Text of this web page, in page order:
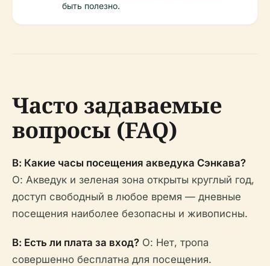
быть полезно.
Часто задаваемые
вопросы (FAQ)
В: Какие часы посещения акведука Сэнкава?
О: Акведук и зеленая зона открыты круглый год,
доступ свободный в любое время — дневные
посещения наиболее безопасны и живописны.
В: Есть ли плата за вход? О: Нет, тропа
совершенно бесплатна для посещения.